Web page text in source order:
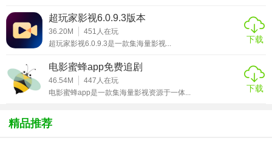
4. 定时关闭：设置播放时间，自动停止播放，适合睡前听音
乐的用户。
【听音app内容】
1. 海量曲库：涵盖全球热门歌曲、独立音乐、经典老歌等各
超玩家影视6.0.9.3版本
36.20M 451 人在玩
超玩家影视6.0.9.3是一款集海量影视...
下载
电影蜜蜂app免费追剧
46.54M 447 人在玩
电影蜜蜂app是一款集海量影视资源于一体...
下载
精品推荐